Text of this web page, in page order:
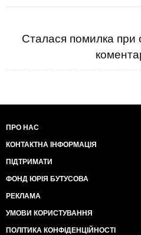
Сталася помилка при
ПРО НАС
КОНТАКТНА ІНФОРМАЦІЯ
ПІДТРИМАТИ
ФОНД ЮРІЯ БУТУСОВА
РЕКЛАМА
УМОВИ КОРИСТУВАННЯ
ПОЛІТИКА КОНФІДЕНЦІЙНОСТІ